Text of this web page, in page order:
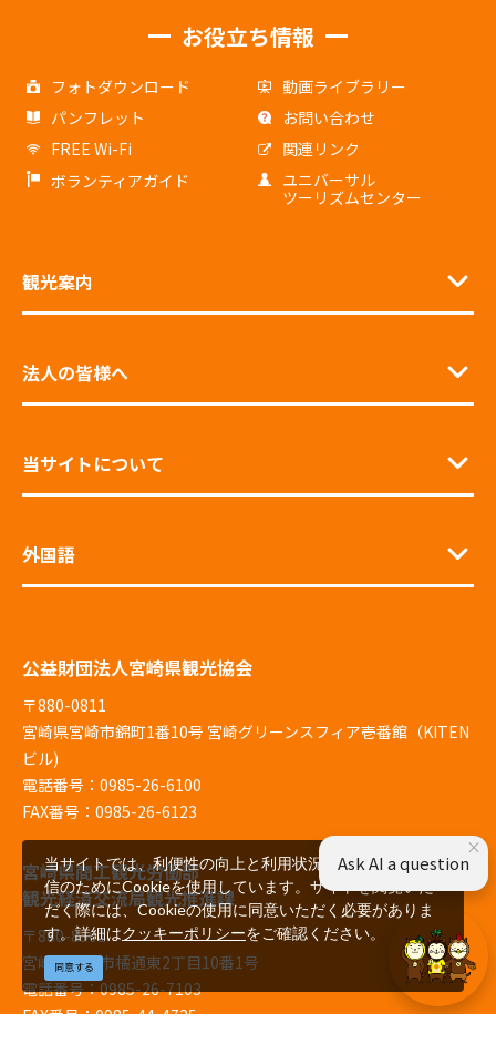
お役立ち情報
フォトダウンロード
動画ライブラリー
パンフレット
お問い合わせ
FREE Wi-Fi
関連リンク
ボランティアガイド
ユニバーサル
ツーリズムセンター
観光案内
法人の皆様へ
当サイトについて
外国語
公益財団法人宮崎県観光協会
〒880-0811
宮崎県宮崎市錦町1番10号 宮崎グリーンスフィア壱番館（KITEN
ビル)
電話番号：0985-26-6100
FAX番号：0985-26-6123
宮崎県商工観光労働部
観光経済交流局観光推進課
〒880-8501
宮崎県宮崎市橘通東2丁目10番1号
電話番号：0985-26-7103
FAX番号：0985-44-4725
当サイトでは、利便性の向上と利用状況の解析、広告配
信のためにCookieを使用しています。サイトを閲覧いた
だく際には、Cookieの使用に同意いただく必要がありま
す。詳細はクッキーポリシーをご確認ください。
同意する
×
Ask AI a question